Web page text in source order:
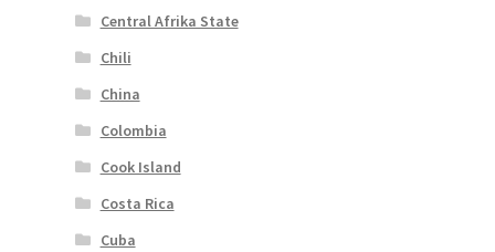
Central Afrika State
Chili
China
Colombia
Cook Island
Costa Rica
Cuba